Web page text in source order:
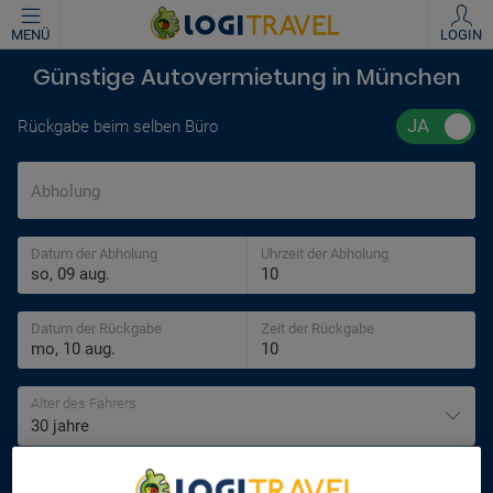
MENÜ LOGIN
Günstige Autovermietung in München
Rückgabe beim selben Büro
Abholung
Datum der Abholung Uhrzeit der Abholung
Datum der Rückgabe Zeit der Rückgabe
Alter des Fahrers
30 jahre